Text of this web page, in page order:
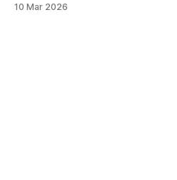
bir içecek değil, aynı zamanda bir
10 Mar 2026